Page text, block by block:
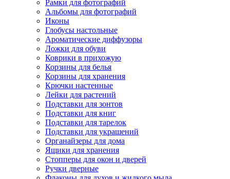
Рамки для фотографий
Альбомы для фотографий
Иконы
Глобусы настольные
Ароматические диффузоры
Ложки для обуви
Коврики в прихожую
Корзины для белья
Корзины для хранения
Крючки настенные
Лейки для растений
Подставки для зонтов
Подставки для книг
Подставки для тарелок
Подставки для украшений
Органайзеры для дома
Ящики для хранения
Стопперы для окон и дверей
Ручки дверные